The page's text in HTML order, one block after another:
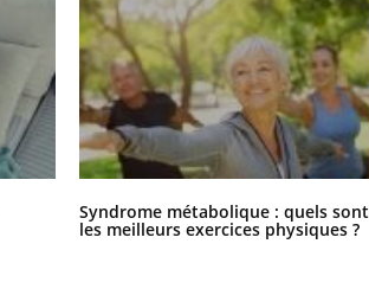
Syndrome métabolique : quels sont
les meilleurs exercices physiques ?